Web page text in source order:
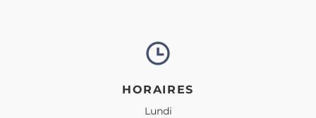
HORAIRES
Lundi